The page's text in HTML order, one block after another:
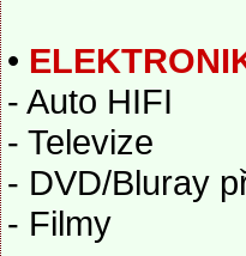
•
- Auto HIFI
- Televize
- DVD/Bluray
- Filmy